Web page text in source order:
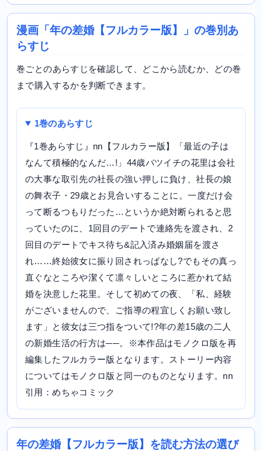
漫画「年の差婚【フルカラー版】」の巻別あ
らすじ
巻ごとのあらすじを確認して、どこから読むか、どの巻
まで購入するかを判断できます。
1巻のあらすじ
『1巻あらすじ』nn【フルカラー版】「最近の子は
なんて積極的なんだ…!」44歳バツイチの花里は会社
の大事な取引先の社長の強い押しに負け、社長の娘
の舞衣子・29歳とお見合いすることに。一度だけ会
って断るつもりだった…というか絶対断られると思
っていたのに、1回目のデートで連絡先を渡され、2
回目のデートでキス待ち&記入済み婚姻届を渡さ
れ……終始彼女に振り回されっぱなし?でもその真っ
直ぐなところや潔くて凛々しいところに惹かれて結
婚を決意した花里。そして初めての夜、「私、経験
がございませんので、ご指導の程宜しくお願い致し
ます」と彼女は三つ指をついて!?年の差15歳の二人
の新婚生活の行方は──。※本作品はモノクロ版を再
編集したフルカラー版となります。ストーリー内容
についてはモノクロ版と同一のものとなります。nn
引用：めちゃコミック
年の差婚【フルカラー版】を読む方法の選び